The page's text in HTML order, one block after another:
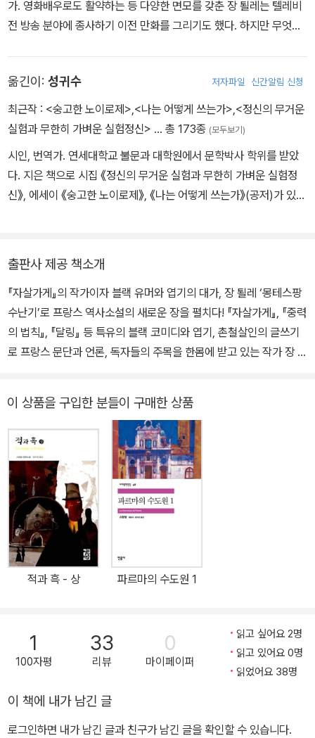
심이 끊임없이 충돌하고, 몽테스팡 후작부인 역시 순수함을 잃어버리
고 권력에 대한 욕망을 점차 키워나가며 세상의 조롱과 비판을 받게
되는데…
는 딸과, 어릴 적부터 권력의 맛을 느낀 친아들 앞에서 아무것도 할 수
없는 무기력한 아버지로 처절한 삶을 살아간다. 그리고 종내는 아내
를 잃은 루이 14세에게 버림받은 몽테스팡 후작부인 ‘창녀’라는 세상
의 비아냥거림 속에 모두에게 외면당한 채 제대로 된 허망한 최후를
맞는다.
가. 영화배우로도 활약하는 등 다양한 면모를 갖춘 장 퇼레는 텔레비
전 방송 분야에 종사하기 이전 만화를 그리기도 했다. 하지만 무엇보
『오랜 고통Longues Peines』(2001), 『중력의 법칙Les lois de la
gravite』(2003), 『오 베를렌O Verlaine』(2004), 『자살가게Le M
agasin des suicides』(2007), 『몽테스팡 수난기Le Montespan』
수아 비용Je, Francois Villon』(2006)은 ‘전기傳記소설 상(Prix d
u recit biographique)’을 수상하기도 하였으며 『달링Darling』(19
98)은 영화화되어(크리스틴 카리에르 연출) 2007년 가을에 개봉되
옮긴이: 성귀수 저자파일 신간알림 신청
최근작 : <숭고한 노이로제>,<나는 어떻게 쓰는가>,<정신의 무거운
실험과 무한히 가벼운 실험정신> … 총 173종 (모두보기)
시인, 번역가. 연세대학교 불문과 대학원에서 문학박사 학위를 받았
다. 지은 책으로 시집 《정신의 무거운 실험과 무한히 가벼운 실험정
신》, 에세이 《숭고한 노이로제》, 《나는 어떻게 쓰는가》(공저)가 있
아르의 《침묵의 서》, 마테를링크 선집 《꽃의 지혜》(외 2권), 폴린 레
아주의 《O이야기》, 가스통 르루의 《오페라의 유령》, 아멜리 노통브
의 《적의 화장법》, ‘스피노자의 정신’의 《세 명의 사기꾼》, 사무엘 오
귀스트 티소의 《읽고 쓰는 사람의 건강》, 피에르 토마 위르토의 《방
귀의 예술》, 힐레어 벨록의 《노예국가》, 토르케마다의 《카인의 턱뼈》
출판사 제공 책소개
『자살가게』의 작가이자 블랙 유머와 엽기의 대가, 장 퇼레 ‘몽테스팡
수난기’로 프랑스 역사소설의 새로운 장을 펼치다! 『자살가게』, 『중력
의 법칙』, 『달링』 등 특유의 블랙 코미디와 엽기, 촌철살인의 글쓰기
로 프랑스 문단과 언론, 독자들의 주목을 한몸에 받고 있는 작가 장 퇼
만의 프랑스식 유머가 작품 전체를 관통하면서 절대군주 치하 궁정
정치의 계략과 모략 그리고 문란한 성생활이 종국에는 그 결말 또한
비장하기까지 한 오쟁이 진, 그러니까 자신의 아내를 다른 남자에게
빼앗긴 남자의 복합적인 심리를 낱낱이 묘사하고 있다. 또한 겉으로
는 화려하고 당당해 보이지만, 실상은 더럽고 추악한 귀족 사회의 실
상을 과감한 언어로 적나라하게 표현하고 있다. 희극배우이자 영화배
우로도 활약하면서 작가로서의 재능을 꾸준히 갈고 닦고 있는 장 퇼
레는 이 작품에서 탄탄한 구성과 자신만의 맛깔스러운 언어로 역사적
인물과 사건들을 그 누구보다도 재미있고 생생하게 재현해냈다는 언
론의 극찬을 받았고, 프랑스 역사 소설의 새로운 장을 펼쳤다는 고평
는 주요 상 중 하나인 메종 드 라 프레스 상을 수상했으며, 「제8요일」
이라는 영화로 유명한 프랑스 국민배우 다니엘 오테이유 주연으로 영
화화될 예정이다. 새로운 팩션 소설의 탄생! 권력 앞에 무릎 꿇지 않고
머로 풀어내다 흔히 팩션이라고 부르는 소설들이 근년에 한국에 적잖
이 소개되면서 일정한 독서 트렌드를 형성하고 고정 독자층을 만들었
이 상품을 구입한 분들이 구매한 상품
적과 흑 - 상 파르마의 수도원 1
1
100자평
33
리뷰
0
마이페이퍼
읽고 싶어요 2명
읽고 있어요 0명
읽었어요 38명
이 책에 내가 남긴 글
로그인하면 내가 남긴 글과 친구가 남긴 글을 확인할 수 있습니다.